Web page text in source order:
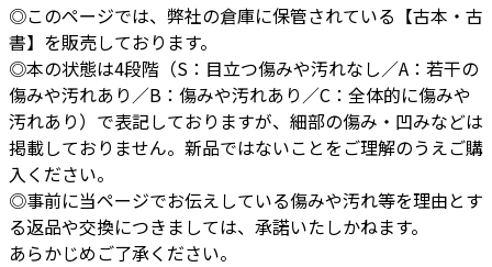
◎このページでは、弊社の倉庫に保管されている【古本・古
書】を販売しております。
◎本の状態は4段階（S：目立つ傷みや汚れなし／A：若干の
傷みや汚れあり／B：傷みや汚れあり／C：全体的に傷みや
汚れあり）で表記しておりますが、細部の傷み・凹みなどは
掲載しておりません。新品ではないことをご理解のうえご購
入ください。
◎事前に当ページでお伝えしている傷みや汚れ等を理由とす
る返品や交換につきましては、承諾いたしかねます。
あらかじめご了承ください。